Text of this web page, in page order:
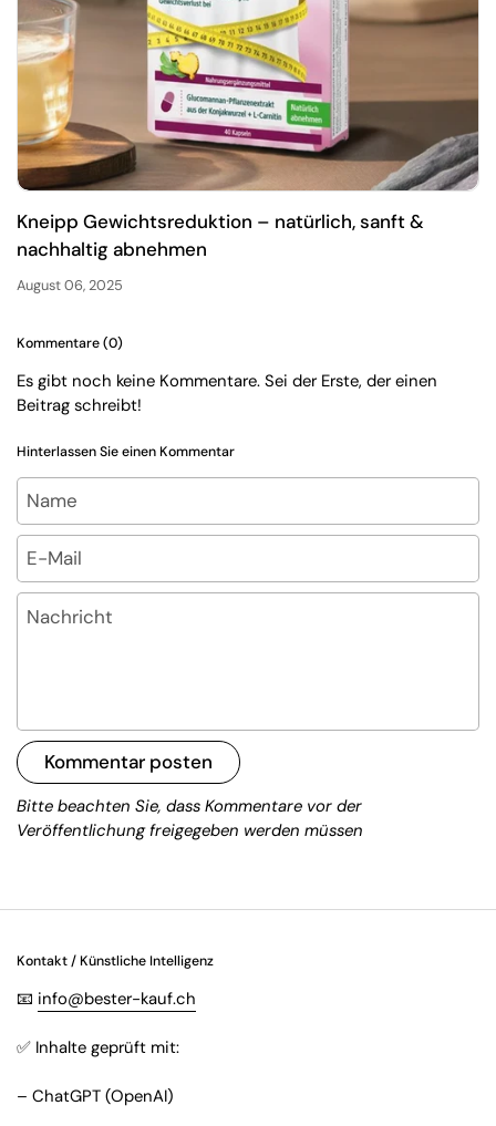
Kneipp Gewichtsreduktion – natürlich, sanft &
nachhaltig abnehmen
August 06, 2025
Kommentare (0)
Es gibt noch keine Kommentare. Sei der Erste, der einen
Beitrag schreibt!
Hinterlassen Sie einen Kommentar
Name
E-Mail
Nachricht
Kommentar posten
Bitte beachten Sie, dass Kommentare vor der
Veröffentlichung freigegeben werden müssen
Kontakt / Künstliche Intelligenz
📧 info@bester-kauf.ch
✅ Inhalte geprüft mit:
– ChatGPT (OpenAI)